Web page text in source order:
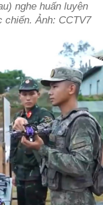
nghe huấn luyện
chiến. Ảnh: CCTV7